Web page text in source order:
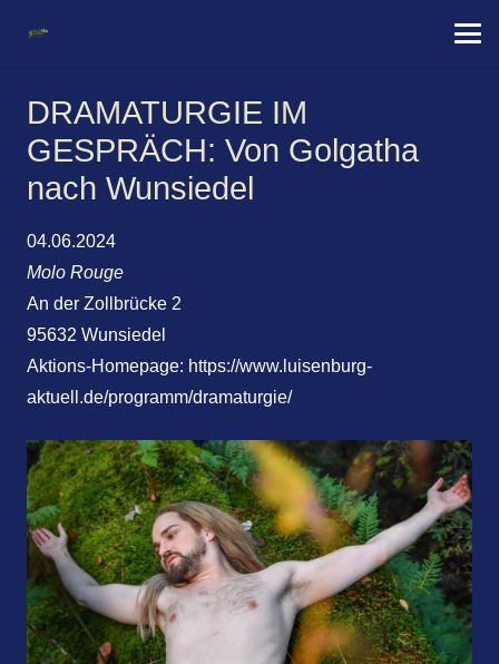
DRAMATURGIE IM
GESPRÄCH: Von Golgatha
nach Wunsiedel
04.06.2024
Molo Rouge
An der Zollbrücke 2
95632 Wunsiedel
Aktions-Homepage: https://www.luisenburg-
aktuell.de/programm/dramaturgie/